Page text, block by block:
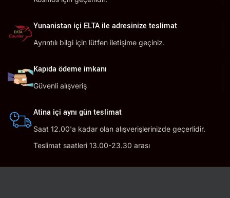
Yunanistan içi ELTA ile adresinize teslimat
Ayrıntılı bilgi için lütfen iletişime geçiniz.
Kapıda ödeme imkanı
Güvenli alışveriş
Atina içi aynı gün teslimat
Saat 12.00'a kadar olan alışverişlerinizde geçerlidir.
Teslimat saatleri 13.00-23.30 arası